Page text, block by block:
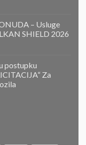
– Usluge
SHIELD 2026
postupku
Za